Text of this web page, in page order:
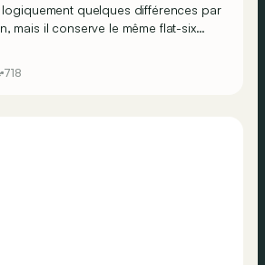
quelques différences par
mais il conserve le même flat-six
718